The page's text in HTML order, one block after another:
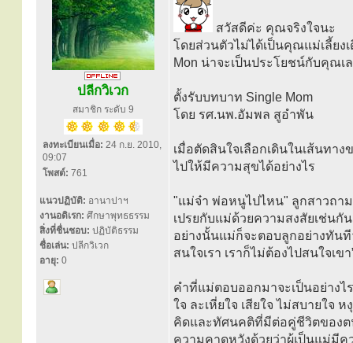
ปลีกวิเวก
สมาชิก ระดับ 9
ลงทะเบียนเมื่อ: 24 ก.ย. 2010,
09:07
โพสต์: 761
แนวปฏิบัติ: อานาปาฯ
งานอดิเรก: ศึกษาพุทธธรรม
สิ่งที่ชื่นชอบ: ปฏิบัติธรรม
ชื่อเล่น: ปลีกวิเวก
อายุ: 0
สวัสดีค่ะ คุณจริงใจนะ
โดยส่วนตัวไม่ได้เป็นคุณแม่เลี้ยง
Mon น่าจะเป็นประโยชน์กับคุณเ
ตั้งรับบทบาท Single Mom
โดย รศ.นพ.อัมพล สูอำพัน
เมื่อตัดสินใจเลือกเดินในเส้นทา
ไปให้มีความสุขได้อย่างไร
"แม่จ๋า พ่อหนูไปไหน" ลูกสาวถาม
เปรยกับแม่ด้วยความสงสัยเช่นกั
อย่างนั้นแม่ก็จะตอบลูกอย่างทันที
สนใจเรา เราก็ไม่ต้องไปสนใจเขา
คำที่แม่ตอบออกมาจะเป็นอย่าง
ใจ ละเหี่ยใจ เสียใจ ไม่สบายใจ
คิดและทัศนคติที่มีต่อคู่ชีวิตของต
ความคาดหวังด้วยว่าผู้เป็นแม่มี